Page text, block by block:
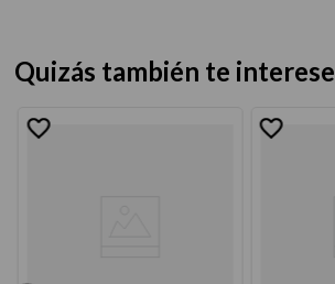
Quizás también te interese